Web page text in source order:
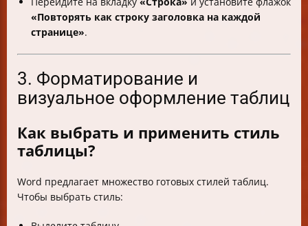
«Повторять как строку заголовка на каждой
странице».
3. Форматирование и
визуальное оформление таблиц
Как выбрать и применить стиль
таблицы?
Word предлагает множество готовых стилей таблиц.
Чтобы выбрать стиль: